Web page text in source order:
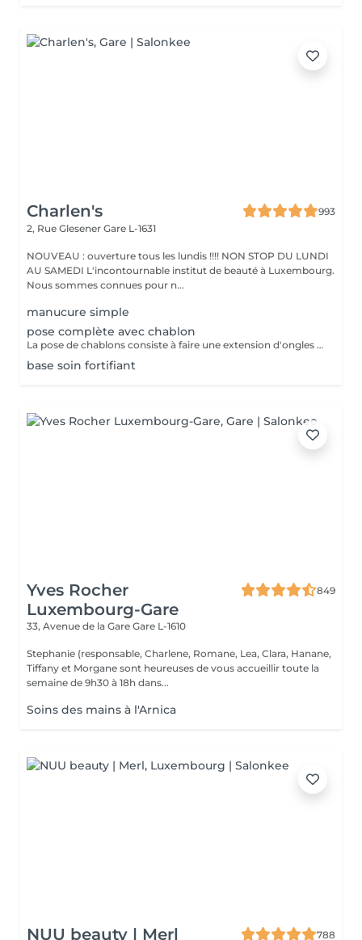
Charlen's
993
2, Rue Glesener Gare L-1631
NOUVEAU : ouverture tous les lundis !!!! NON STOP DU LUNDI
AU SAMEDI L'incontournable institut de beauté à Luxembourg.
Nous sommes connues pour n...
manucure simple
pose complète avec chablon
La pose de chablons consiste à faire une extension d'ongles en gel, sans avoir recours aux capsules. Prestation un peu plus longue que les capsules mais tres tres jolie :)
base soin fortifiant
Yves Rocher
Luxembourg-Gare
849
33, Avenue de la Gare Gare L-1610
Stephanie (responsable, Charlene, Romane, Lea, Clara, Hanane,
Tiffany et Morgane sont heureuses de vous accueillir toute la
semaine de 9h30 à 18h dans...
Soins des mains à l'Arnica
NUU beauty | Merl 788